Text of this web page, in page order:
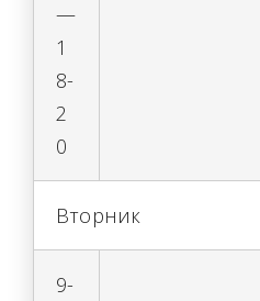
—
1
8-
2
0
Вторник
9-